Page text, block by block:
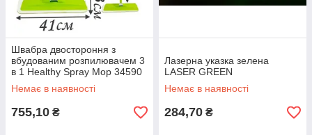
Швабра двостороння з
вбудованим розпилювачем 3
в 1 Healthy Spray Mop 34590
Немає в наявності
755,10 ₴
Лазерна указка зелена
LASER GREEN
Немає в наявності
284,70 ₴